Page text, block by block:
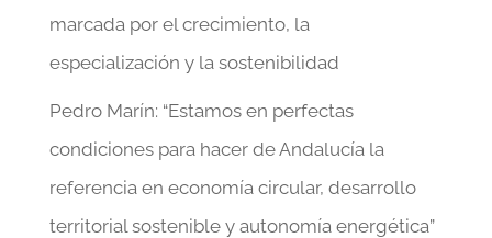
marcada por el crecimiento, la
especialización y la sostenibilidad
Pedro Marín: “Estamos en perfectas
condiciones para hacer de Andalucía la
referencia en economía circular, desarrollo
territorial sostenible y autonomía energética”